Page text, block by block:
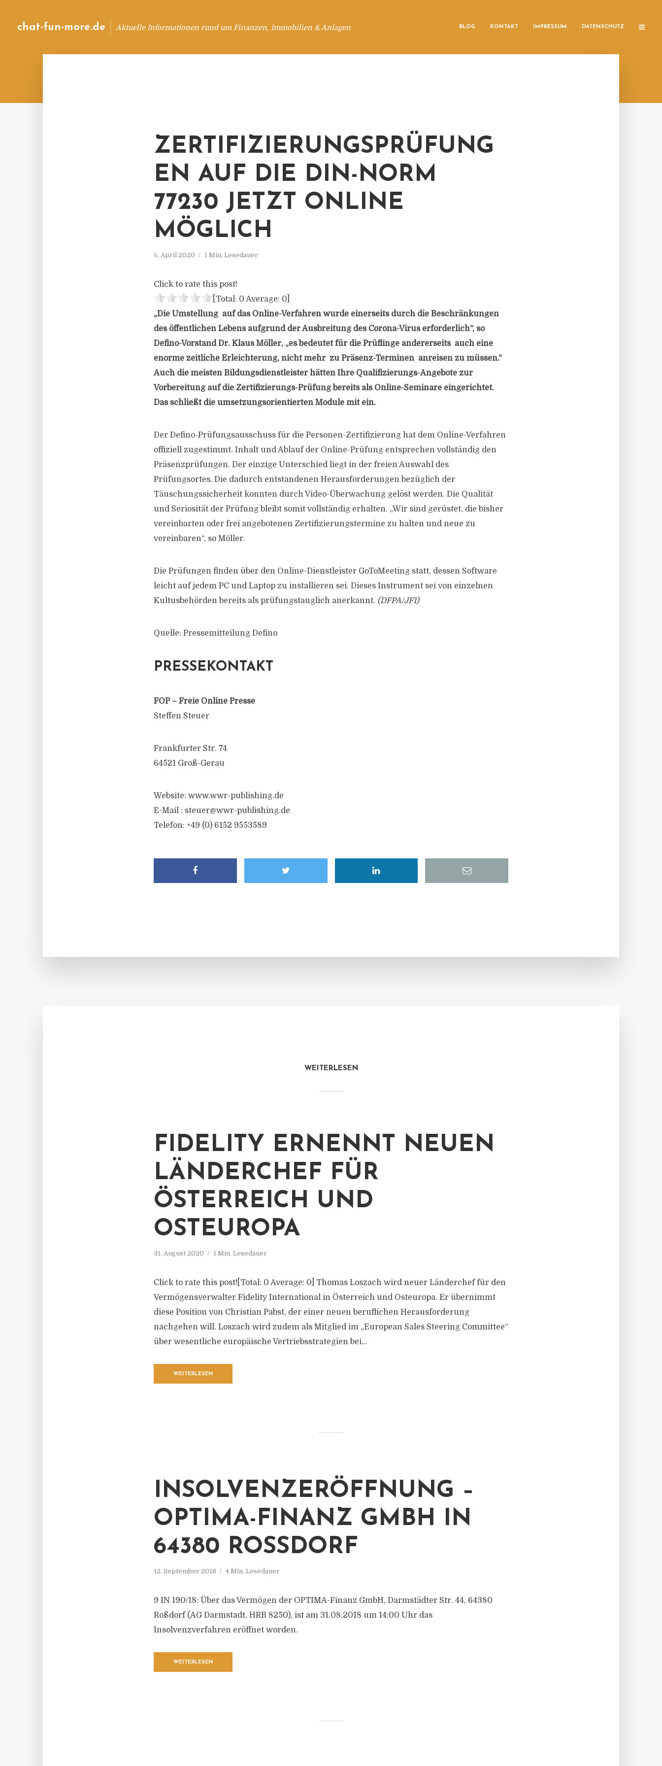
chat-fun-more.de Aktuelle Informationen rund um Finanzen, Immobilien & Anlagen BLOG KONTAKT IMPRESSUM DATENSCHUTZ
ZERTIFIZIERUNGSPRÜFUNG
EN AUF DIE DIN-NORM
77230 JETZT ONLINE
MÖGLICH
5. April 2020 1 Min. Lesedauer
Click to rate this post!
[Total: 0 Average: 0
„Die Umstellung auf das Online-Verfahren wurde einerseits durch die Beschränkungen
des öffentlichen Lebens aufgrund der Ausbreitung des Corona-Virus erforderlich“, so
Defino-Vorstand Dr. Klaus Möller, „es bedeutet für die Prüflinge andererseits auch eine
enorme zeitliche Erleichterung, nicht mehr zu Präsenz-Terminen anreisen zu müssen.“
Auch die meisten Bildungsdienstleister hätten Ihre Qualifizierungs-Angebote zur
Vorbereitung auf die Zertifizierungs-Prüfung bereits als Online-Seminare eingerichtet.
Das schließt die umsetzungsorientierten Module mit ein.
Der Defino-Prüfungsausschuss für die Personen-Zertifizierung hat dem Online-Verfahren
offiziell zugestimmt. Inhalt und Ablauf der Online-Prüfung entsprechen vollständig den
Präsenzprüfungen. Der einzige Unterschied liegt in der freien Auswahl des
Prüfungsortes. Die dadurch entstandenen Herausforderungen bezüglich der
Täuschungssicherheit konnten durch Video-Überwachung gelöst werden. Die Qualität
und Seriosität der Prüfung bleibt somit vollständig erhalten. „Wir sind gerüstet, die bisher
vereinbarten oder frei angebotenen Zertifizierungstermine zu halten und neue zu
vereinbaren“, so Möller.
Die Prüfungen finden über den Online-Dienstleister GoToMeeting statt, dessen Software
leicht auf jedem PC und Laptop zu installieren sei. Dieses Instrument sei von einzelnen
Kultusbehörden bereits als prüfungstauglich anerkannt. (DFPA/JF1)
Quelle: Pressemitteilung Defino
PRESSEKONTAKT
FOP – Freie Online Presse
Steffen Steuer
Frankfurter Str. 74
64521 Groß-Gerau
Website: www.wwr-publishing.de
E-Mail : steuer@wwr-publishing.de
Telefon: +49 (0) 6152 9553589
WEITERLESEN
FIDELITY ERNENNT NEUEN
LÄNDERCHEF FÜR
ÖSTERREICH UND
OSTEUROPA
31. August 2020 1 Min. Lesedauer
Click to rate this post![Total: 0 Average: 0] Thomas Loszach wird neuer Länderchef für den
Vermögensverwalter Fidelity International in Österreich und Osteuropa. Er übernimmt
diese Position von Christian Pabst, der einer neuen beruflichen Herausforderung
nachgehen will. Loszach wird zudem als Mitglied im „European Sales Steering Committee“
über wesentliche europäische Vertriebsstrategien bei...
WEITERLESEN
INSOLVENZERÖFFNUNG –
OPTIMA-FINANZ GMBH IN
64380 ROSSDORF
12. September 2018 4 Min. Lesedauer
9 IN 190/18: Über das Vermögen der OPTIMA-Finanz GmbH, Darmstädter Str. 44, 64380
Roßdorf (AG Darmstadt, HRB 8250), ist am 31.08.2018 um 14:00 Uhr das
Insolvenzverfahren eröffnet worden.
WEITERLESEN